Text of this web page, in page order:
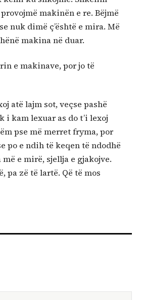
makinën e re. Bëjmë
nuk dimë ç’është e mira. Më
makina në duar.
e makinave, por jo të
atë lajm sot, veçse pashë
kam lexuar as do t’i lexoj
pse më merret fryma, por
po e ndih të keqen të ndodhë
e mirë, sjellja e gjakojve.
pa zë të lartë. Që të mos